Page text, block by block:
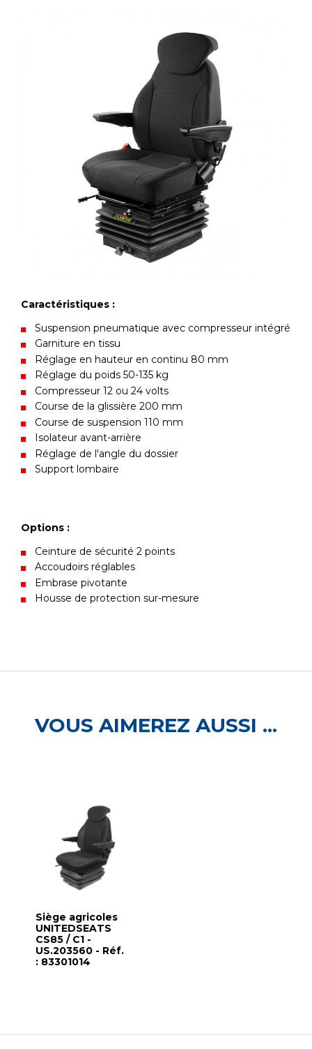
Caractéristiques :
Suspension pneumatique avec compresseur intégré
Garniture en tissu
Réglage en hauteur en continu 80 mm
Réglage du poids 50-135 kg
Compresseur 12 ou 24 volts
Course de la glissière 200 mm
Course de suspension 110 mm
Isolateur avant-arrière
Réglage de l'angle du dossier
Support lombaire
Options :
Ceinture de sécurité 2 points
Accoudoirs réglables
Embrase pivotante
Housse de protection sur-mesure
VOUS AIMEREZ AUSSI ...
Siège agricoles
UNITEDSEATS
CS85 / C1 -
US.203560 - Réf.
: 83301014